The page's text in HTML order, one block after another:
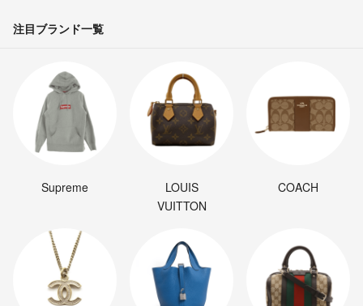
注目ブランド一覧
Supreme
LOUIS
VUITTON
COACH